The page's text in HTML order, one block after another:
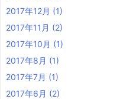
2017年12月 (1)
2017年11月 (2)
2017年10月 (1)
2017年8月 (1)
2017年7月 (1)
2017年6月 (2)